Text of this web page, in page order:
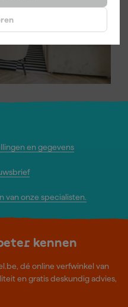
en gegevens
van onze specialisten.
kennen
dé online verfwinkel van
en gratis deskundig advies,